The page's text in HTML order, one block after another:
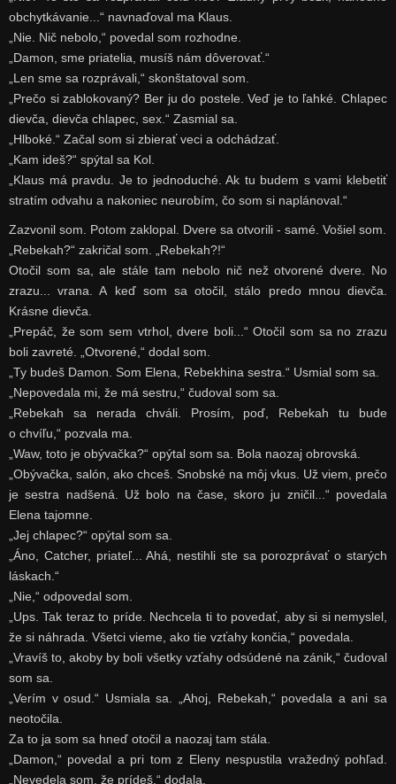
obchytkávanie...“ navnaďoval ma Klaus.
„Nie. Nič nebolo,“ povedal som rozhodne.
„Damon, sme priatelia, musíš nám dôverovať.“
„Len sme sa rozprávali,“ skonštatoval som.
„Prečo si zablokovaný? Ber ju do postele. Veď je to ľahké. Chlapec
dievča, dievča chlapec, sex.“ Zasmial sa.
„Hlboké.“ Začal som si zbierať veci a odchádzať.
„Kam ideš?“ spýtal sa Kol.
„Klaus má pravdu. Je to jednoduché. Ak tu budem s vami klebetiť
stratím odvahu a nakoniec neurobím, čo som si naplánoval.“
Zazvonil som. Potom zaklopal. Dvere sa otvorili - samé. Vošiel som.
„Rebekah?“ zakričal som. „Rebekah?!“
Otočil som sa, ale stále tam nebolo nič než otvorené dvere. No
zrazu... vrana. A keď som sa otočil, stálo predo mnou dievča.
Krásne dievča.
„Prepáč, že som sem vtrhol, dvere boli...“ Otočil som sa no zrazu
boli zavreté. „Otvorené,“ dodal som.
„Ty budeš Damon. Som Elena, Rebekhina sestra.“ Usmial som sa.
„Nepovedala mi, že má sestru,“ čudoval som sa.
„Rebekah sa nerada chváli. Prosím, poď, Rebekah tu bude
o chvíľu,“ pozvala ma.
„Waw, toto je obývačka?“ opýtal som sa. Bola naozaj obrovská.
„Obývačka, salón, ako chceš. Snobské na môj vkus. Už viem, prečo
je sestra nadšená. Už bolo na čase, skoro ju zničil...“ povedala
Elena tajomne.
„Jej chlapec?“ opýtal som sa.
„Áno, Catcher, priateľ... Ahá, nestihli ste sa porozprávať o starých
láskach.“
„Nie,“ odpovedal som.
„Ups. Tak teraz to príde. Nechcela ti to povedať, aby si si nemyslel,
že si náhrada. Všetci vieme, ako tie vzťahy končia,“ povedala.
„Vravíš to, akoby by boli všetky vzťahy odsúdené na zánik,“ čudoval
som sa.
„Verím v osud.“ Usmiala sa. „Ahoj, Rebekah,“ povedala a ani sa
neotočila.
Za to ja som sa hneď otočil a naozaj tam stála.
„Damon,“ povedal a pri tom z Eleny nespustila vražedný pohľad.
„Nevedela som, že prídeš,“ dodala.